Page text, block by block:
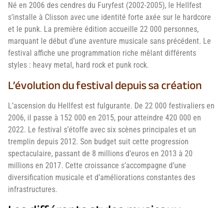
Né en 2006 des cendres du Furyfest (2002-2005), le Hellfest
s’installe à Clisson avec une identité forte axée sur le hardcore
et le punk. La première édition accueille 22 000 personnes,
marquant le début d’une aventure musicale sans précédent. Le
festival affiche une programmation riche mêlant différents
styles : heavy metal, hard rock et punk rock.
L’évolution du festival depuis sa création
L’ascension du Hellfest est fulgurante. De 22 000 festivaliers en
2006, il passe à 152 000 en 2015, pour atteindre 420 000 en
2022. Le festival s’étoffe avec six scènes principales et un
tremplin depuis 2012. Son budget suit cette progression
spectaculaire, passant de 8 millions d’euros en 2013 à 20
millions en 2017. Cette croissance s’accompagne d’une
diversification musicale et d’améliorations constantes des
infrastructures.